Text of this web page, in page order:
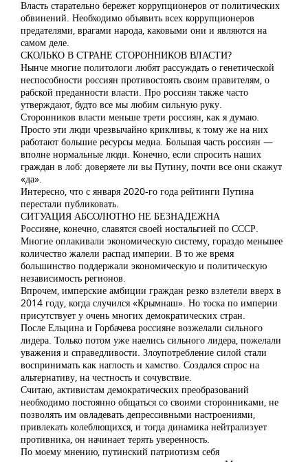
Власть старательно бережет коррупционеров от политических
обвинений. Необходимо объявить всех коррупционеров
предателями, врагами народа, каковыми они и являются на
самом деле.
СКОЛЬКО В СТРАНЕ СТОРОННИКОВ ВЛАСТИ?
Нынче многие политологи любят рассуждать о генетической
неспособности россиян противостоять своим правителям, о
рабской преданности власти. Про россиян также часто
утверждают, будто все мы любим сильную руку.
Сторонников власти меньше трети россиян, как я думаю.
Просто эти люди чрезвычайно крикливы, к тому же на них
работают большие ресурсы медиа. Большая часть россиян —
вполне нормальные люди. Конечно, если спросить наших
граждан в лоб: доверяете ли вы Путину, почти все они скажут
«да».
Интересно, что с января 2020-го года рейтинги Путина
перестали публиковать.
СИТУАЦИЯ АБСОЛЮТНО НЕ БЕЗНАДЕЖНА
Россияне, конечно, славятся своей ностальгией по СССР.
Многие оплакивали экономическую систему, гораздо меньшее
количество жалели распад империи. В то же время
большинство поддержали экономическую и политическую
независимость регионов.
Впрочем, имперские амбиции граждан резко взлетели вверх в
2014 году, когда случился «Крымнаш». Но тоска по империи
присутствует у очень многих демократических стран.
После Ельцина и Горбачева россияне возжелали сильного
лидера. Только потом уже наелись сильного лидера, пожелали
уважения и справедливости. Злоупотребление силой стали
воспринимать как наглость и хамство. Создался спрос на
альтернативу, на честность и сочувствие.
Считаю, активистам демократических преобразований
необходимо постоянно общаться со своими сторонниками, не
позволять им овладевать депрессивными настроениями,
привлекать колеблющихся, и тогда динамика нейтрализует
противника, он начинает терять уверенность.
По моему мнению, путинский патриотизм себя